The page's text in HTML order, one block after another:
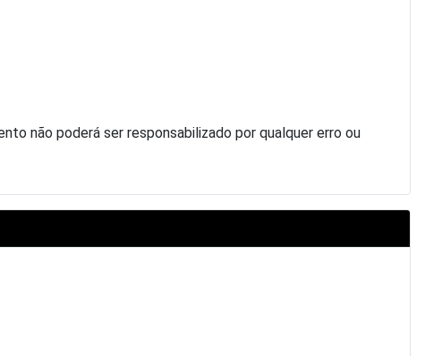
não poderá ser responsabilizado por qualquer erro ou